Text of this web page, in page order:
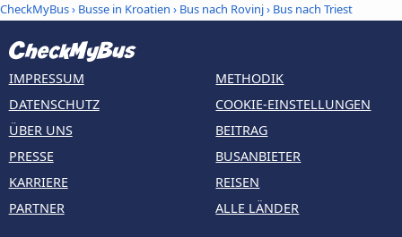
CheckMyBus› Busse in Kroatien › Bus nach Rovinj› Bus nach Triest
IMPRESSUM
DATENSCHUTZ
ÜBER UNS
PRESSE
KARRIERE
PARTNER
METHODIK
COOKIE-EINSTELLUNGEN
BEITRAG
BUSANBIETER
REISEN
ALLE LÄNDER